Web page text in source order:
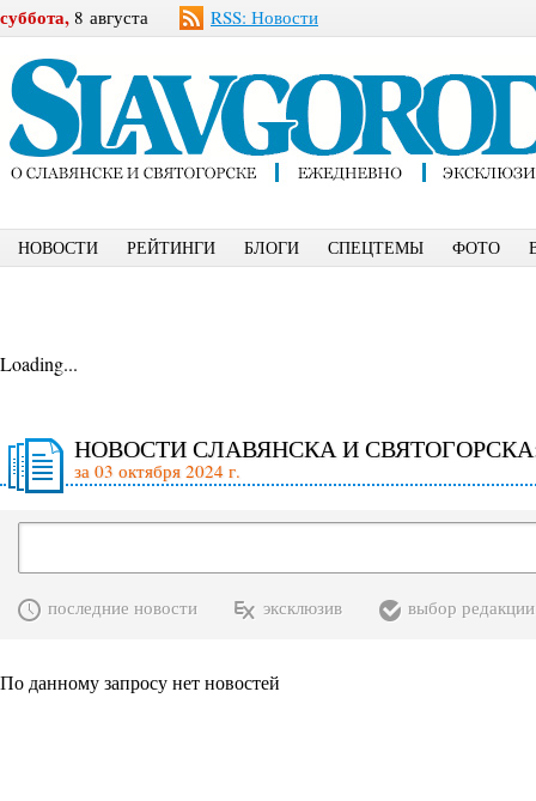
суббота, 8 августа RSS: Новости
НОВОСТИ РЕЙТИНГИ БЛОГИ СПЕЦТЕМЫ ФОТО
Loading...
НОВОСТИ СЛАВЯНСКА И
за 03 октября 2024 г.
последние новости эксклюзив выбор редакции
По данному запросу нет новостей